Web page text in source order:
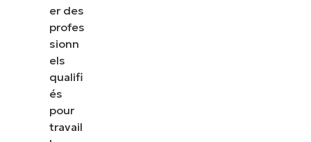
er des
profes
sionn
els
qualifi
és
pour
travail